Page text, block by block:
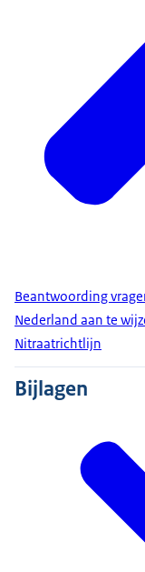
Beantwoording
Nederland aan te
Nitraatrichtlijn
Bijlagen